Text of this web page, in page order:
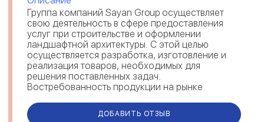
Группа компаний Sayan Group осуществляет
свою деятельность в сфере предоставления
услуг при строительстве и оформлении
ландшафтной архитектуры. С этой целью
осуществляется разработка, изготовление и
реализация товаров, необходимых для
решения поставленных задач.
Востребованность продукции на рынке
развиваться, насыщая рынок ...
ДОБАВИТЬ ОТЗЫВ